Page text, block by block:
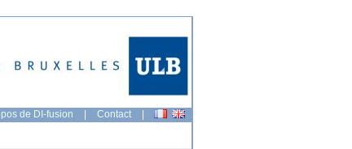
de DI-fusion | Contact |